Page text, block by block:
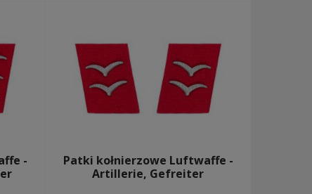
-
Patki kołnierzowe Luftwaffe -
Artillerie, Gefreiter